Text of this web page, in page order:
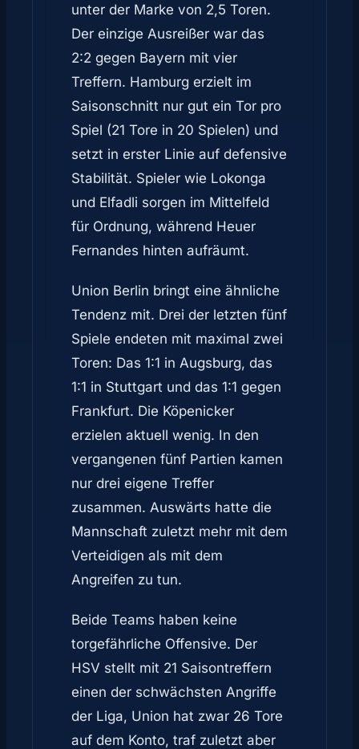
unter der Marke von 2,5 Toren.
Der einzige Ausreißer war das
2:2 gegen Bayern mit vier
Treffern. Hamburg erzielt im
Saisonschnitt nur gut ein Tor pro
Spiel (21 Tore in 20 Spielen) und
setzt in erster Linie auf defensive
Stabilität. Spieler wie Lokonga
und Elfadli sorgen im Mittelfeld
für Ordnung, während Heuer
Fernandes hinten aufräumt.
Union Berlin bringt eine ähnliche
Tendenz mit. Drei der letzten fünf
Spiele endeten mit maximal zwei
Toren: Das 1:1 in Augsburg, das
1:1 in Stuttgart und das 1:1 gegen
Frankfurt. Die Köpenicker
erzielen aktuell wenig. In den
vergangenen fünf Partien kamen
nur drei eigene Treffer
zusammen. Auswärts hatte die
Mannschaft zuletzt mehr mit dem
Verteidigen als mit dem
Angreifen zu tun.
Beide Teams haben keine
torgefährliche Offensive. Der
HSV stellt mit 21 Saisontreffern
einen der schwächsten Angriffe
der Liga, Union hat zwar 26 Tore
auf dem Konto, traf zuletzt aber